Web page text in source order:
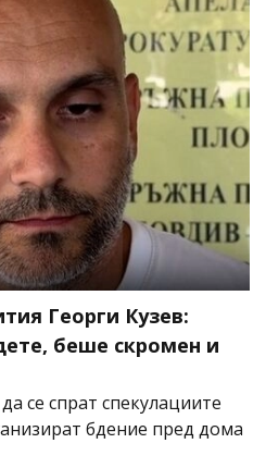
Георги Кузев:
беше скромен и
се спрат спекулациите
бдение пред дома